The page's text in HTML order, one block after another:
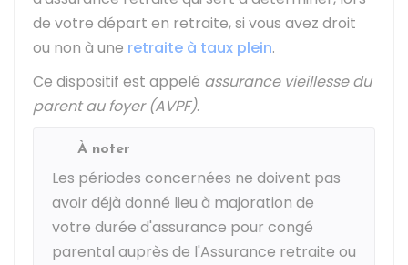
de votre départ en retraite, si vous avez droit
ou non à une retraite à taux plein.
Ce dispositif est appelé assurance vieillesse du
parent au foyer (AVPF).
À noter
Les périodes concernées ne doivent pas
avoir déjà donné lieu à majoration de
votre durée d'assurance pour congé
parental auprès de l'Assurance retraite ou